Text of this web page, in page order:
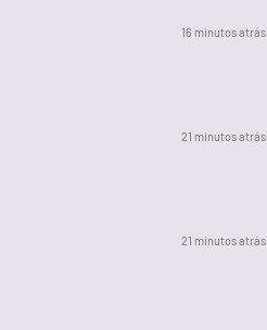
16 minutos atrás
21 minutos atrás
21 minutos atrás